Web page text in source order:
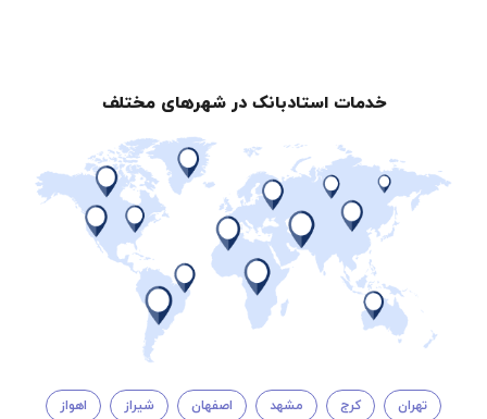
خدمات استادبانک در شهرهای مختلف
تهران کرج مشهد اصفهان شیراز اهواز